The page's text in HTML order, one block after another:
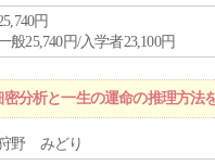
円
般25,740円/入学者23,100円
分析と一生の運命の推理方法
野 みどり